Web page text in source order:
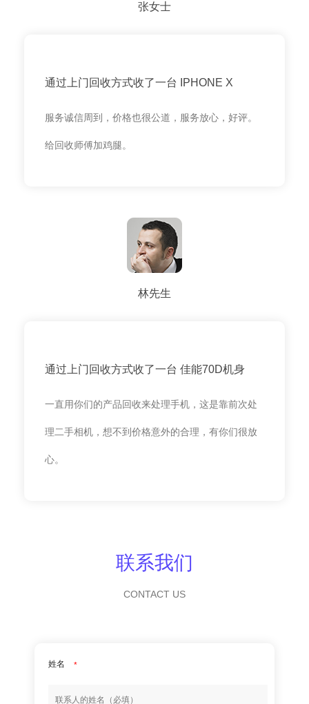
张女士
通过上门回收方式收了一台 IPHONE X
服务诚信周到，价格也很公道，服务放心，好评。
给回收师傅加鸡腿。
林先生
通过上门回收方式收了一台 佳能70D机身
一直用你们的产品回收来处理手机，这是靠前次处
理二手相机，想不到价格意外的合理，有你们很放
心。
联系我们
CONTACT US
姓名 *